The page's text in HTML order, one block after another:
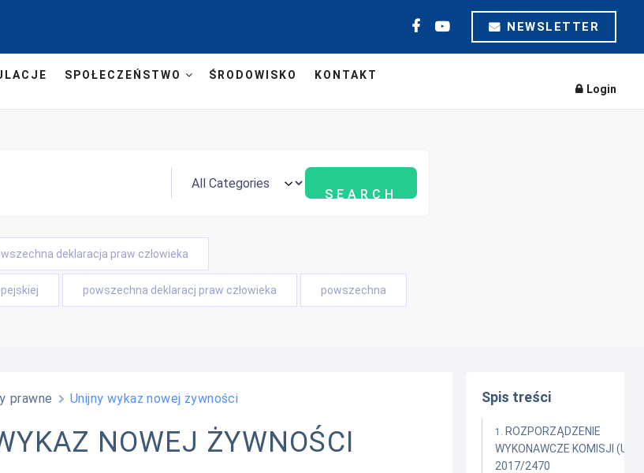
NEWSLETTER
SPOŁECZEŃSTWO ŚRODOWISKO
KONTAKT
Login
deklaracja praw człowieka
powszechna deklaracj praw człowieka powszechna
prawne Unijny wykaz nowej żywności
NOWEJ ŻYWNOŚCI
Spis treści
ROZPORZĄDZENIE
WYKONAWCZE KOMISJI (UE)
2017/2470